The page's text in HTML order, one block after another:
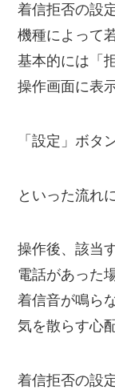
着信拒否の設
機種によって
基本的には「
操作画面に表
「設定」ボ
といった流れ
操作後、該当
電話があった
着信音が鳴ら
気を散らす心
着信拒否の設